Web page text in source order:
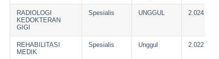
RADIOLOGI
KEDOKTERAN
GIGI
Spesialis UNGGUL 2.024
REHABILITASI
MEDIK
Spesialis Unggul 2.022